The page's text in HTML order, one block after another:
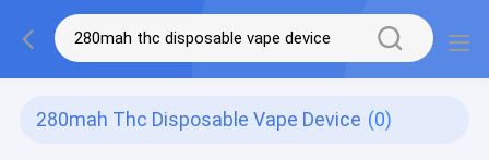
280mah Thc Disposable Vape Device (0)